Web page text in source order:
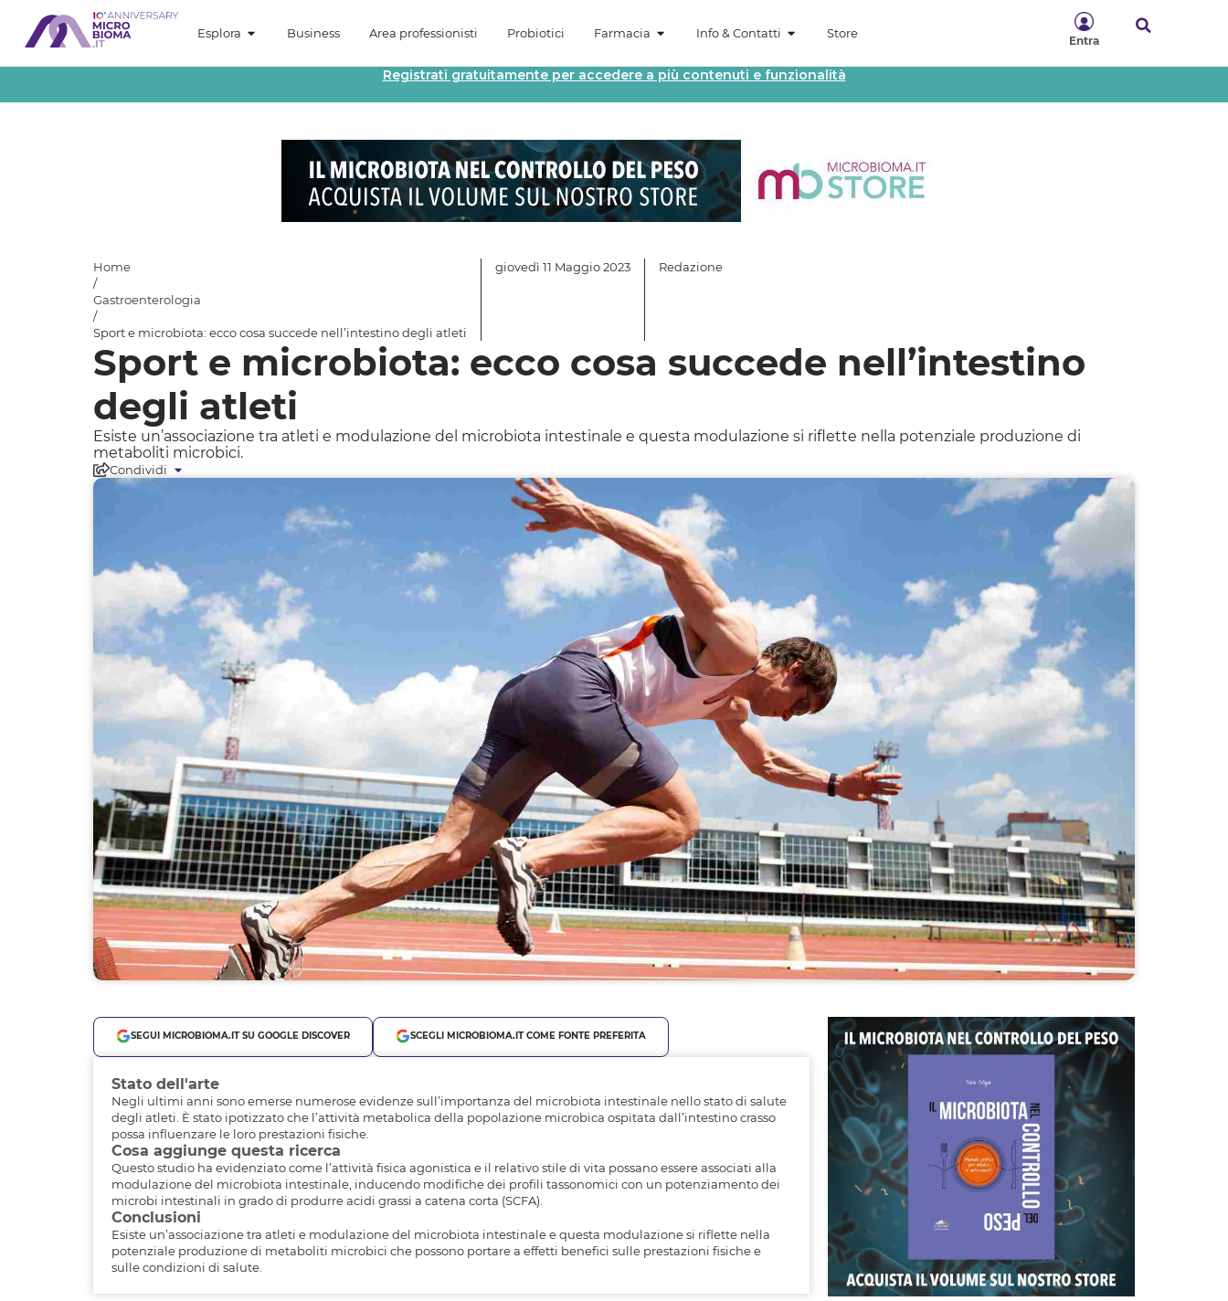
Esplora Business Area professionisti Probiotici Farmacia Info & Contatti Store
Entra
Registrati gratuitamente per accedere a più contenuti e funzionalità
Home
/
Gastroenterologia
/
Sport e microbiota: ecco cosa succede nell’intestino degli atleti
giovedì 11 Maggio 2023 Redazione
Sport e microbiota: ecco cosa succede nell’intestino
degli atleti
Esiste un’associazione tra atleti e modulazione del microbiota intestinale e questa modulazione si riflette nella potenziale produzione di
metaboliti microbici.
Condividi
SEGUI MICROBIOMA.IT SU GOOGLE DISCOVER SCEGLI MICROBIOMA.IT COME FONTE PREFERITA
Stato dell'arte
Negli ultimi anni sono emerse numerose evidenze sull’importanza del microbiota intestinale nello stato di salute
degli atleti. È stato ipotizzato che l’attività metabolica della popolazione microbica ospitata dall’intestino crasso
possa influenzare le loro prestazioni fisiche.
Cosa aggiunge questa ricerca
Questo studio ha evidenziato come l’attività fisica agonistica e il relativo stile di vita possano essere associati alla
modulazione del microbiota intestinale, inducendo modifiche dei profili tassonomici con un potenziamento dei
microbi intestinali in grado di produrre acidi grassi a catena corta (SCFA).
Conclusioni
Esiste un’associazione tra atleti e modulazione del microbiota intestinale e questa modulazione si riflette nella
potenziale produzione di metaboliti microbici che possono portare a effetti benefici sulle prestazioni fisiche e
sulle condizioni di salute.